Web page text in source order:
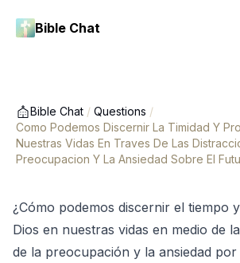
Bible Chat
Bible Chat / Questions /
Como Podemos Discernir La Timidad Y
Nuestras Vidas En Traves De Las
Preocupacion Y La Ansiedad Sobre El
¿Cómo podemos discernir el tiempo
Dios en nuestras vidas en medio de
de la preocupación y la ansiedad